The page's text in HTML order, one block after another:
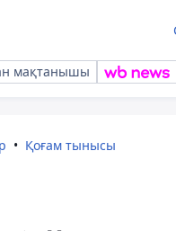
мақтанышы
Қоғам тынысы